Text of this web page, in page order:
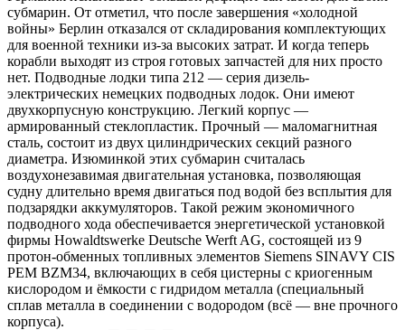
субмарин. От отметил, что после завершения «холодной
войны» Берлин отказался от складирования комплектующих
для военной техники из-за высоких затрат. И когда теперь
корабли выходят из строя готовых запчастей для них просто
нет. Подводные лодки типа 212 — серия дизель-
электрических немецких подводных лодок. Они имеют
двухкорпусную конструкцию. Легкий корпус —
армированный стеклопластик. Прочный — маломагнитная
сталь, состоит из двух цилиндрических секций разного
диаметра. Изюминкой этих субмарин считалась
воздухонезавимая двигательная установка, позволяющая
судну длительно время двигаться под водой без всплытия для
подзарядки аккумуляторов. Такой режим экономичного
подводного хода обеспечивается энергетической установкой
фирмы Howaldtswerke Deutsche Werft AG, состоящей из 9
протон-обменных топливных элементов Siemens SINAVY CIS
PEM BZM34, включающих в себя цистерны с криогенным
кислородом и ёмкости с гидридом металла (специальный
сплав металла в соединении с водородом (всё — вне прочного
корпуса).